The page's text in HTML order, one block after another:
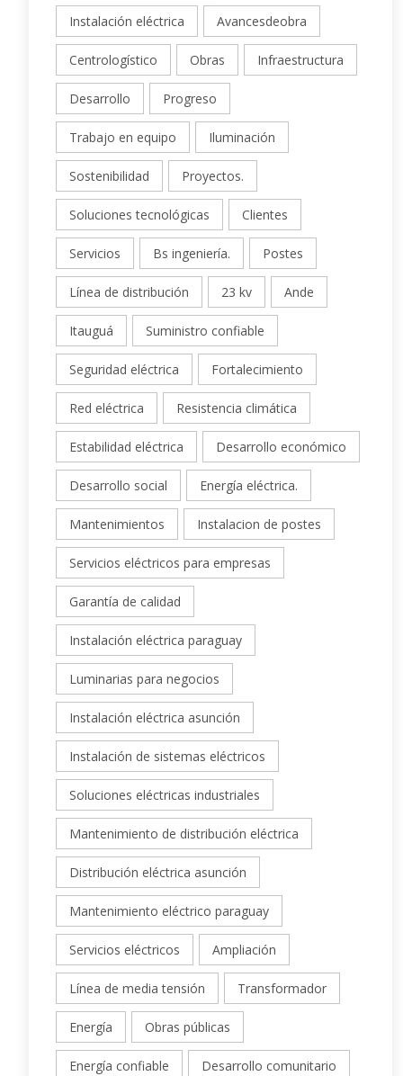
Instalación eléctrica Avancesdeobra
Centrologístico Obras Infraestructura
Desarrollo Progreso
Trabajo en equipo Iluminación
Sostenibilidad Proyectos.
Soluciones tecnológicas Clientes
Servicios Bs ingeniería. Postes
Línea de distribución 23 kv Ande
Itauguá Suministro confiable
Seguridad eléctrica Fortalecimiento
Red eléctrica Resistencia climática
Estabilidad eléctrica Desarrollo económico
Desarrollo social Energía eléctrica.
Mantenimientos Instalacion de postes
Servicios eléctricos para empresas
Garantía de calidad
Instalación eléctrica paraguay
Luminarias para negocios
Instalación eléctrica asunción
Instalación de sistemas eléctricos
Soluciones eléctricas industriales
Mantenimiento de distribución eléctrica
Distribución eléctrica asunción
Mantenimiento eléctrico paraguay
Servicios eléctricos Ampliación
Línea de media tensión Transformador
Energía Obras públicas
Energía confiable Desarrollo comunitario